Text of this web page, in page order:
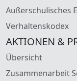
Außerschulisches
Verhaltenskodex
AKTIONEN &
Übersicht
Zusammenarbeit